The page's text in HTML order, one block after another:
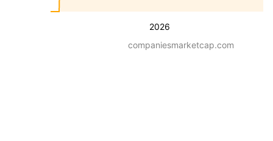
2026
companiesmarketcap.com